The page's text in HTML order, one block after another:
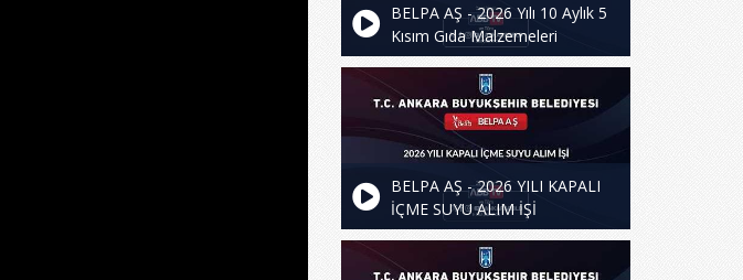
BELPA AŞ - 2026 Yılı 10 Aylık 5
Kısım Gıda Malzemeleri
BELPA AŞ - 2026 YILI KAPALI
İÇME SUYU ALIM İŞİ